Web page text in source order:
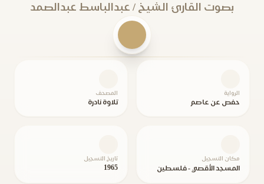
بصوت القارئ الشيخ / عبدالباسط عبدالصمد
الرواية
حفص عن عاصم
المصحف
تلاوة نادرة
مكان التسجيل
المسجد الأقصي - فلسطين
تاريخ التسجيل
1965